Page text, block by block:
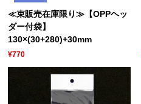
≪束販売在庫限り≫【OPPヘッ
ダー付袋】
130×(30+280)+30mm
¥770